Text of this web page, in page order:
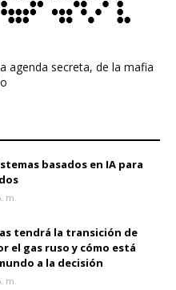
agenda secreta, de la mafia
basados en IA para
M.
tendrá la transición de
el gas ruso y cómo está
a la decisión
M.